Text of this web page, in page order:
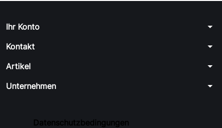
Ihr Konto arrow_drop_down
Kontakt arrow_drop_down
Artikel arrow_drop_down
Unternehmen arrow_drop_down
Datenschutzbedingungen